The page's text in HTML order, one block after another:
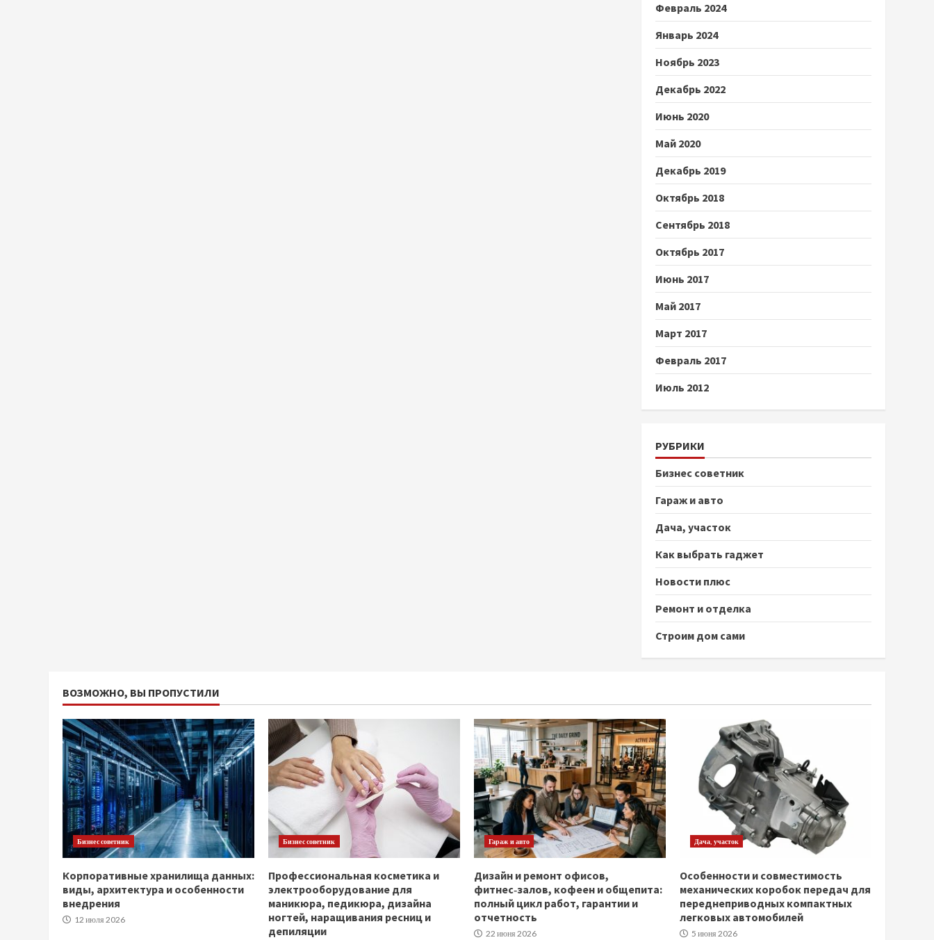
Февраль 2024
Январь 2024
Ноябрь 2023
Декабрь 2022
Июнь 2020
Май 2020
Декабрь 2019
Октябрь 2018
Сентябрь 2018
Октябрь 2017
Июнь 2017
Май 2017
Март 2017
Февраль 2017
Июль 2012
РУБРИКИ
Бизнес советник
Гараж и авто
Дача, участок
Как выбрать гаджет
Новости плюс
Ремонт и отделка
Строим дом сами
ВОЗМОЖНО, ВЫ ПРОПУСТИЛИ
Бизнес советник
Корпоративные хранилища данных:
виды, архитектура и особенности
внедрения
12 июля 2026
Бизнес советник
Профессиональная косметика и
электрооборудование для
маникюра, педикюра, дизайна
ногтей, наращивания ресниц и
депиляции
Гараж и авто
Дизайн и ремонт офисов,
фитнес‑залов, кофеен и общепита:
полный цикл работ, гарантии и
отчетность
22 июня 2026
Дача, участок
Особенности и совместимость
механических коробок передач для
переднеприводных компактных
легковых автомобилей
5 июня 2026